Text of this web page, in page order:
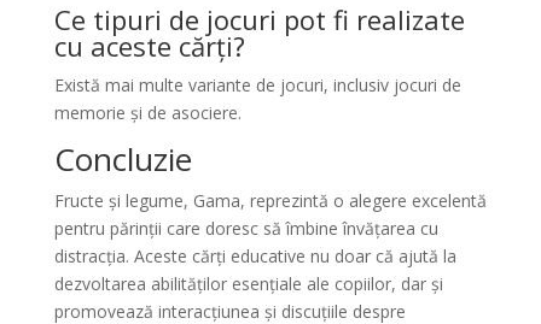
Ce tipuri de jocuri pot fi realizate
cu aceste cărți?
Există mai multe variante de jocuri, inclusiv jocuri de
memorie și de asociere.
Concluzie
Fructe şi legume, Gama, reprezintă o alegere excelentă
pentru părinții care doresc să îmbine învățarea cu
distracția. Aceste cărți educative nu doar că ajută la
dezvoltarea abilităților esențiale ale copiilor, dar și
promovează interacțiunea și discuțiile despre